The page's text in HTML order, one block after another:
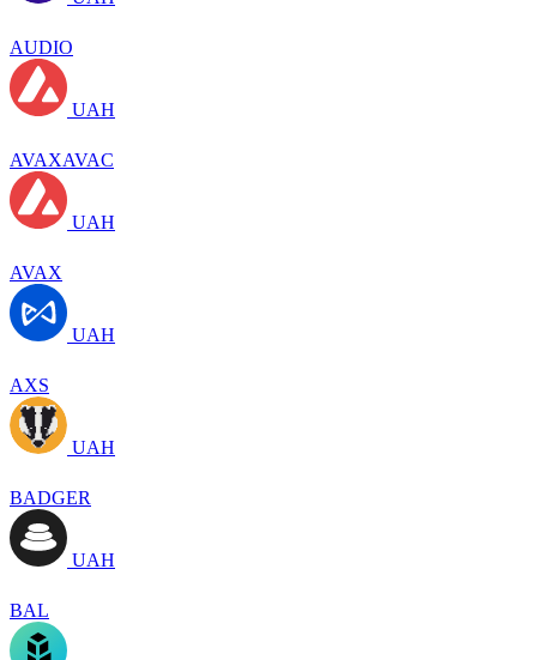
AUDIO
UAH
AVAXAVAC
UAH
AVAX
UAH
AXS
UAH
BADGER
UAH
BAL